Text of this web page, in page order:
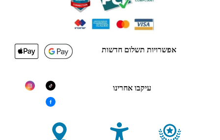
אפשרויות תשלום חדשות
עיקבו אחרינו